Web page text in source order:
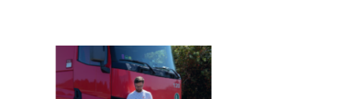
Die
Optionen
können